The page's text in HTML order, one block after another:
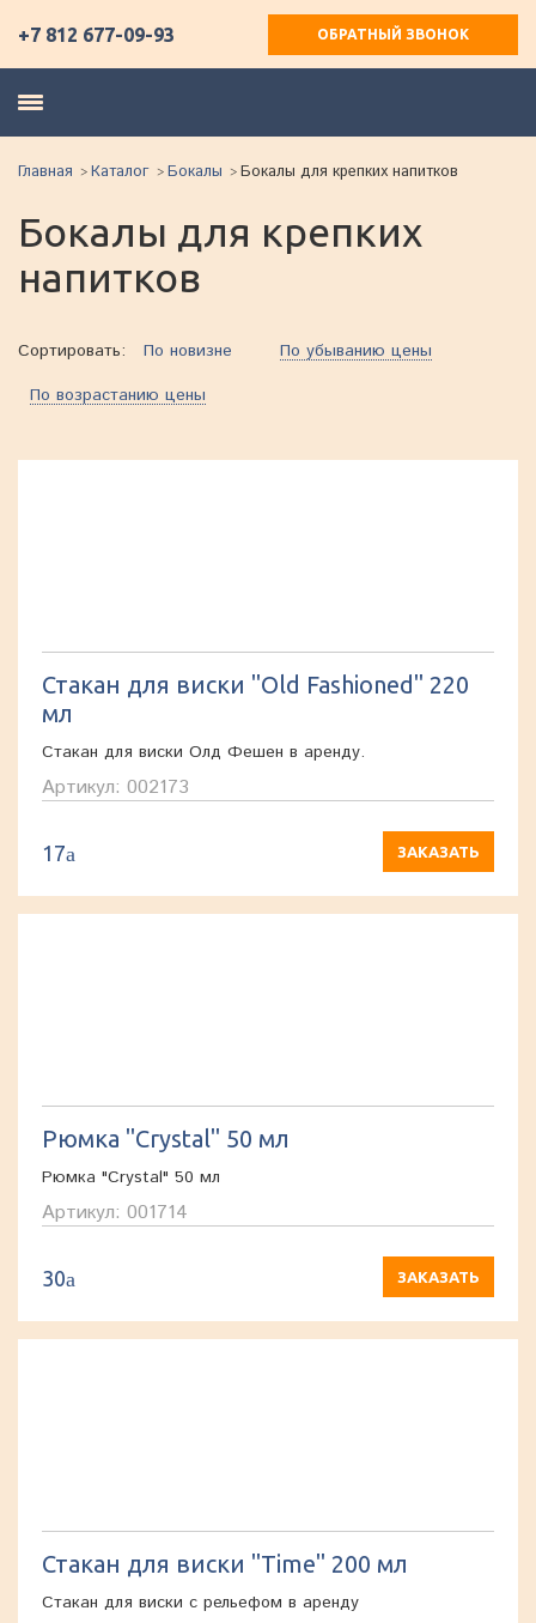
+7 812 677-09-93 ОБРАТНЫЙ ЗВОНОК
Главная Каталог Бокалы Бокалы для крепких напитков
Бокалы для крепких
напитков
Сортировать: По новизне
По убыванию цены
По возрастанию цены
Стакан для виски "Old Fashioned" 220
мл
Стакан для виски Олд Фешен в аренду.
Артикул: 002173
17a ЗАКАЗАТЬ
Рюмка "Crystal" 50 мл
Рюмка "Crystal" 50 мл
Артикул: 001714
30a ЗАКАЗАТЬ
Стакан для виски "Time" 200 мл
Стакан для виски с рельефом в аренду